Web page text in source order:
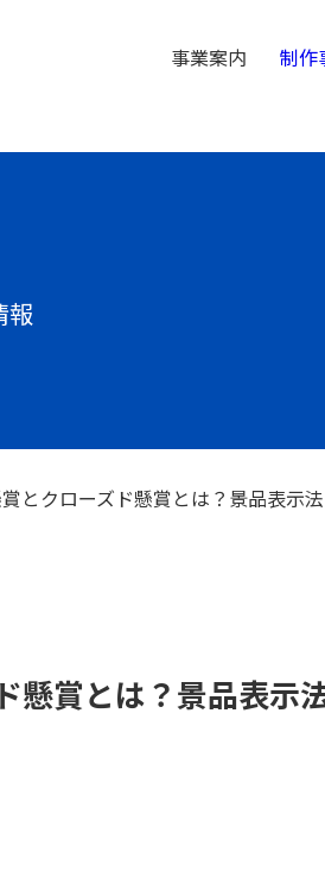
事業案内 制作
報
とクローズド懸賞とは？景品表示
懸賞とは？景品表示